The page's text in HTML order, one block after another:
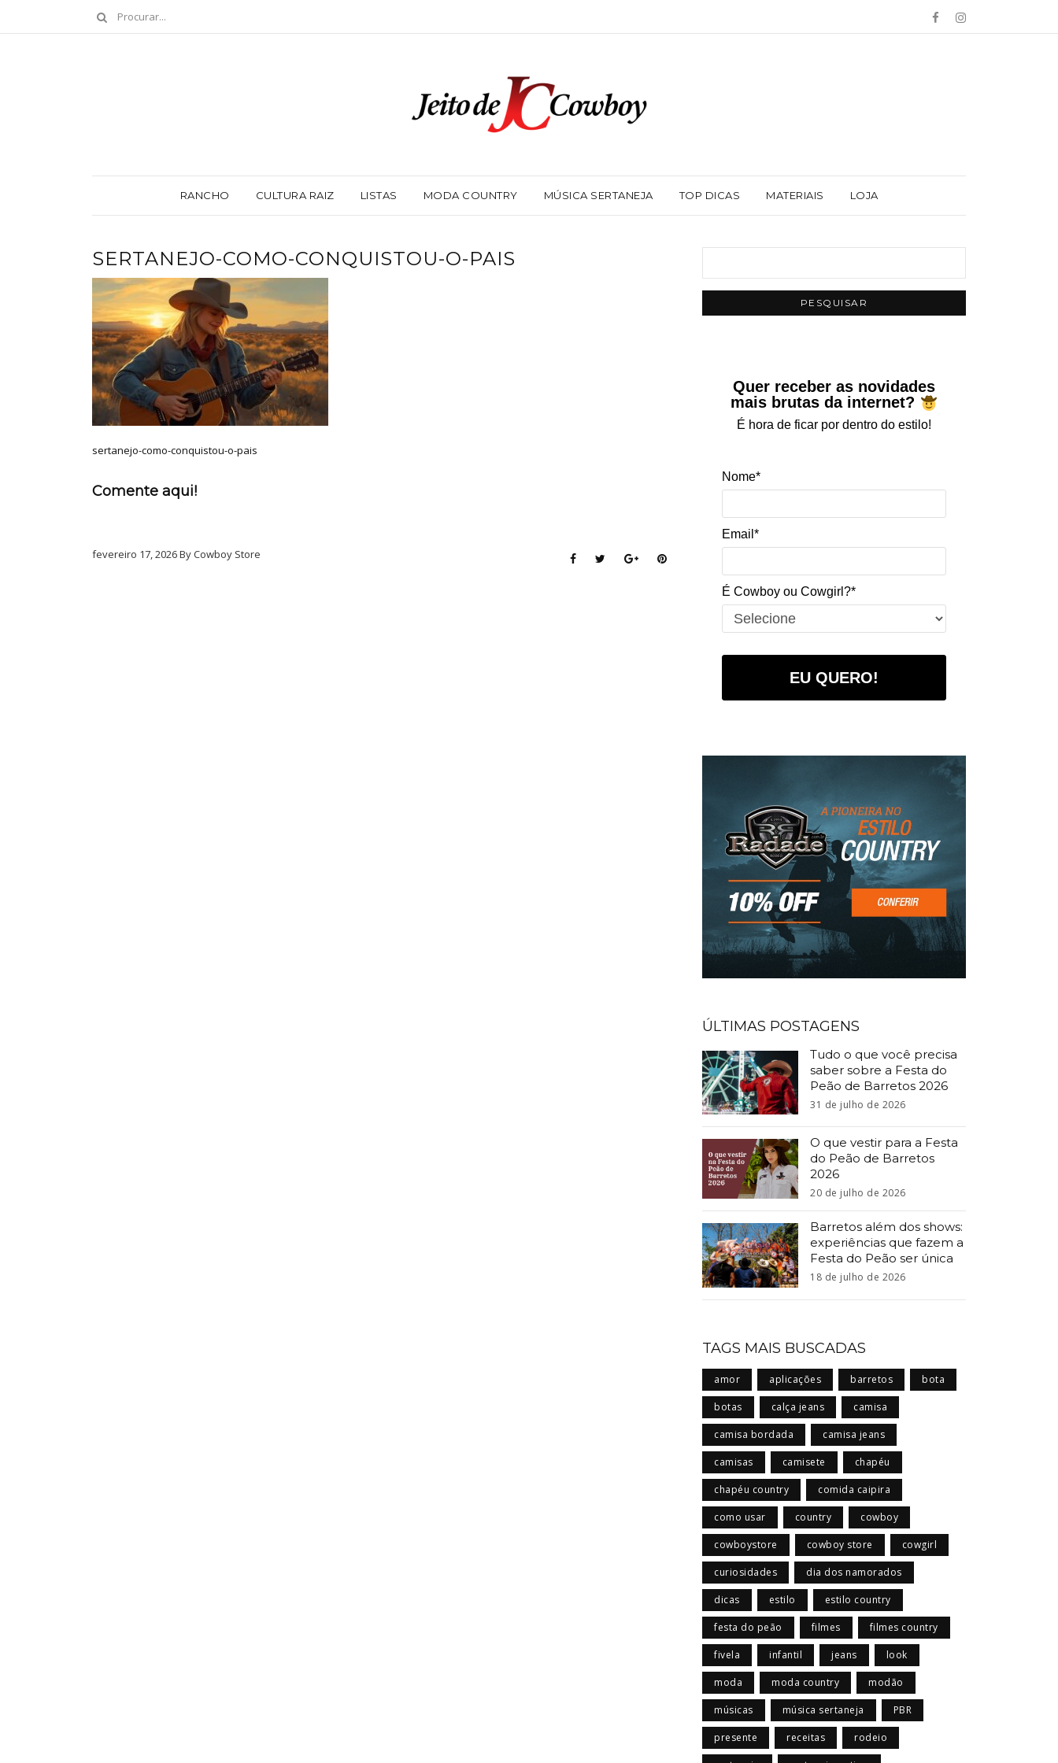
RANCHO CULTURA RAIZ LISTAS MODA COUNTRY MÚSICA SERTANEJA TOP DICAS MATERIAIS LOJA
SERTANEJO-COMO-CONQUISTOU-O-PAIS
sertanejo-como-conquistou-o-pais
Comente aqui!
fevereiro 17, 2026 By Cowboy Store
Quer receber as novidades
mais brutas da internet?
É hora de ficar por dentro do estilo!
Nome*
Email*
É Cowboy ou Cowgirl?*
EU QUERO!
ÚLTIMAS POSTAGENS
Tudo o que você precisa
saber sobre a Festa do
Peão de Barretos 2026
31 de julho de 2026
O que vestir para a Festa
do Peão de Barretos
2026
20 de julho de 2026
Barretos além dos shows:
experiências que fazem a
Festa do Peão ser única
18 de julho de 2026
TAGS MAIS BUSCADAS
amor aplicações barretos bota
botas calça jeans camisa
camisa bordada camisa jeans
camisas camisete chapéu
chapéu country comida caipira
como usar country cowboy
cowboystore cowboy store cowgirl
curiosidades dia dos namorados
dicas estilo estilo country
festa do peão filmes filmes country
fivela infantil jeans look
moda moda country modão
músicas música sertaneja PBR
presente receitas rodeio